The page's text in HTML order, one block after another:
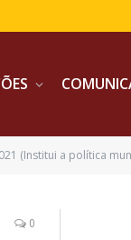
a política municipal de
0